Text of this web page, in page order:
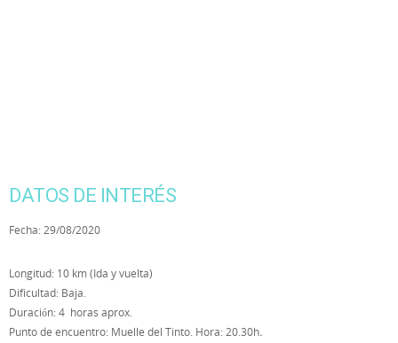
DATOS DE INTERÉS
Fecha: 29/08/2020
Longitud: 10 km (Ida y vuelta)
Dificultad: Baja.
Duración: 4 horas aprox.
Punto de encuentro: Muelle del Tinto. Hora: 20.30h.